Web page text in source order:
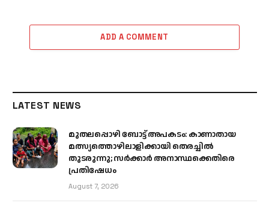
ADD A COMMENT
LATEST NEWS
മുതലപ്പൊഴി ബോട്ട് അപകടം: കാണാതായ
മത്സ്യത്തൊഴിലാളിക്കായി തെരച്ചിൽ
തുടരുന്നു; സർക്കാർ അനാസ്ഥക്കെതിരെ
പ്രതിഷേധം
August 7, 2026